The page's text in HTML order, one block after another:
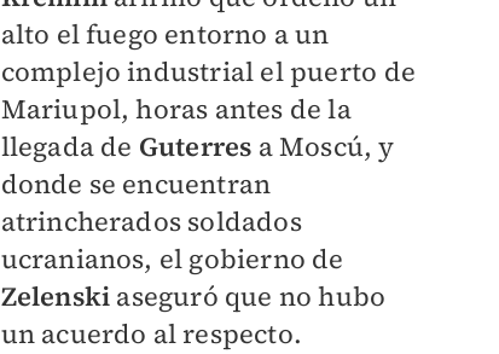
alto el fuego entorno a un
complejo industrial el puerto de
Mariupol, horas antes de la
llegada de Guterres a Moscú, y
donde se encuentran
atrincherados soldados
ucranianos, el gobierno de
Zelenski aseguró que no hubo
un acuerdo al respecto.